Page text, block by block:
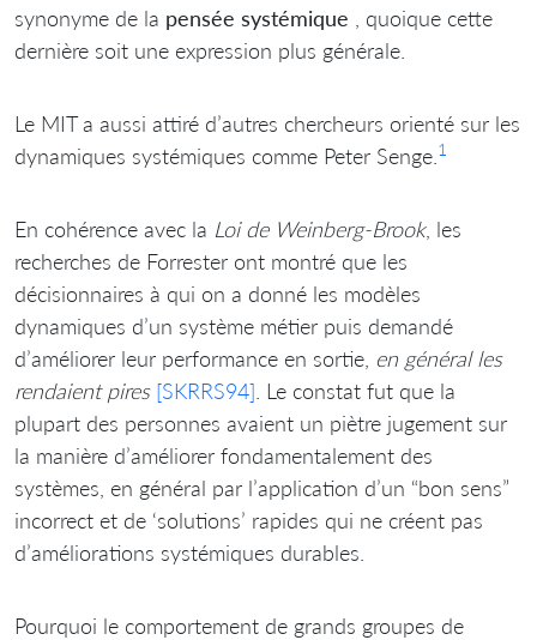
synonyme de la pensée systémique , quoique cette
dernière soit une expression plus générale.
Le MIT a aussi attiré d’autres chercheurs orienté sur les
dynamiques systémiques comme Peter Senge. 1
En cohérence avec la Loi de Weinberg-Brook, les
recherches de Forrester ont montré que les
décisionnaires à qui on a donné les modèles
dynamiques d’un système métier puis demandé
d’améliorer leur performance en sortie, en général les
rendaient pires [SKRRS94] . Le constat fut que la
plupart des personnes avaient un piètre jugement sur
la manière d’améliorer fondamentalement des
systèmes, en général par l’application d’un “bon sens”
incorrect et de ‘solutions’ rapides qui ne créent pas
d’améliorations systémiques durables.
Pourquoi le comportement de grands groupes de